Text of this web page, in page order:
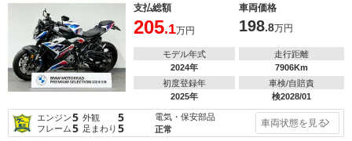
支払総額
車両価格
205.1万円 198.8万円
モデル年式
2024年
走行距離
7906Km
初度登録年
2025年
車検/自賠責
検2028/01
エンジン5 外観 5
フレーム5 足まわり 5
電気・保安部品
正常
車両状態を見る